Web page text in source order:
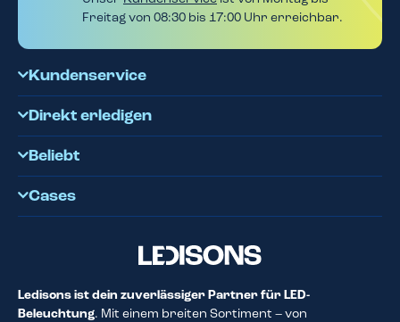
Freitag von 08:30 bis 17:00 Uhr erreichbar.
Ledisons ist dein zuverlässiger Partner für LED-
Beleuchtung. Mit einem breiten Sortiment – von
Kundenservice
Direkt erledigen
Beliebt
Cases